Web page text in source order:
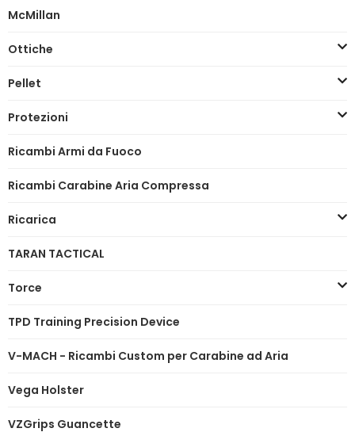
McMillan
Ottiche
Pellet
Protezioni
Ricambi Armi da Fuoco
Ricambi Carabine Aria Compressa
Ricarica
TARAN TACTICAL
Torce
TPD Training Precision Device
V-MACH - Ricambi Custom per Carabine ad Aria
Vega Holster
VZGrips Guancette